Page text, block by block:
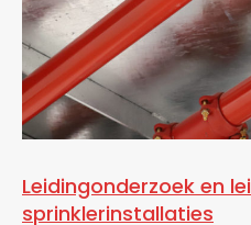
Leidingonderzoek en
sprinklerinstallaties